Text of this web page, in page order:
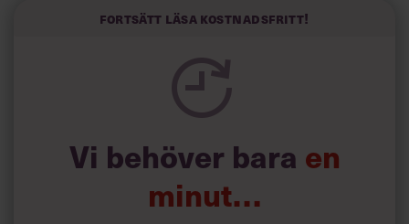
små lappar i hissen.
Therese Liljeqvist är en
otålig människomänniska,
som är lika pre­stigelös som
engagerad.”
Fortsätt läsa kostnadsfritt!
Vi behöver bara en
minut…